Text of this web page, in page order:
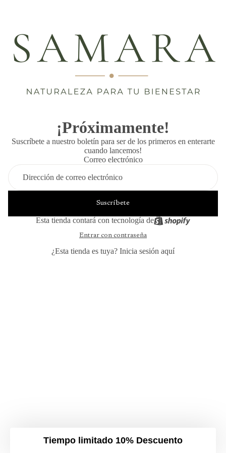
¡Próximamente!
Suscríbete a nuestro boletín para ser de los primeros en enterarte
cuando lancemos!
Correo electrónico
Suscríbete
Esta tienda contará con tecnología de
Entrar con contraseña
¿Esta tienda es tuya? Inicia sesión aquí
Tiempo limitado 10% Descuento